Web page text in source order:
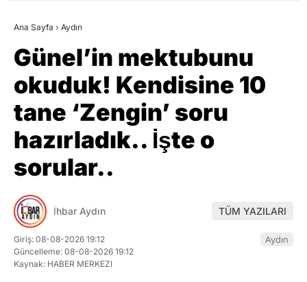
Ana Sayfa › Aydın
Günel’in mektubunu
okuduk! Kendisine 10
tane ‘Zengin’ soru
hazırladık.. İşte o
sorular..
İhbar Aydın TÜM YAZILARI
Giriş: 08-08-2026 19:12
Güncelleme: 08-08-2026 19:12
Kaynak: HABER MERKEZI
Aydın